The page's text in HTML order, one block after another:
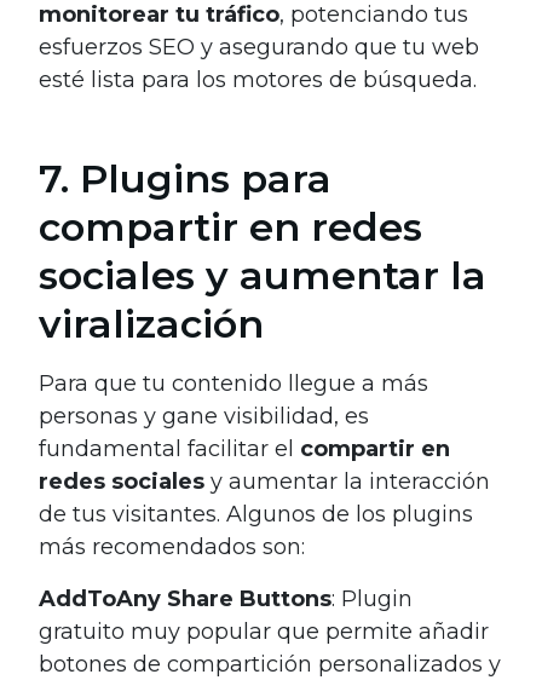
monitorear tu tráfico, potenciando tus
esfuerzos SEO y asegurando que tu web
esté lista para los motores de búsqueda.
7. Plugins para
compartir en redes
sociales y aumentar la
viralización
Para que tu contenido llegue a más
personas y gane visibilidad, es
fundamental facilitar el compartir en
redes sociales y aumentar la interacción
de tus visitantes. Algunos de los plugins
más recomendados son:
AddToAny Share Buttons: Plugin
gratuito muy popular que permite añadir
botones de compartición personalizados y